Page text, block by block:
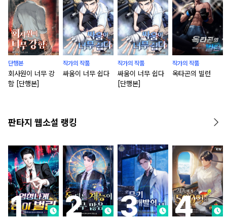
단행본
회사원이 너무 강
함 [단행본]
작가의 작품
싸움이 너무 쉽다
작가의 작품
싸움이 너무 쉽다
[단행본]
작가의 작품
옥타곤의 빌런
판타지 웹소설 랭킹